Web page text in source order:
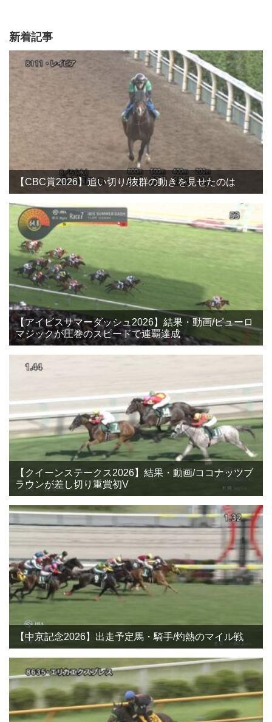
新着記事
【CBC賞2026】追い切り/抜群の動きを見せたのは
【アイビスサマーダッシュ2026】結果・動画/ピューロ
マジックが圧巻のスピードで連覇達成
【クイーンステークス2026】結果・動画/ココナッツブ
ラウンが差し切り重賞初V
【中京記念2026】出走予定馬・騎手/灼熱のマイル戦